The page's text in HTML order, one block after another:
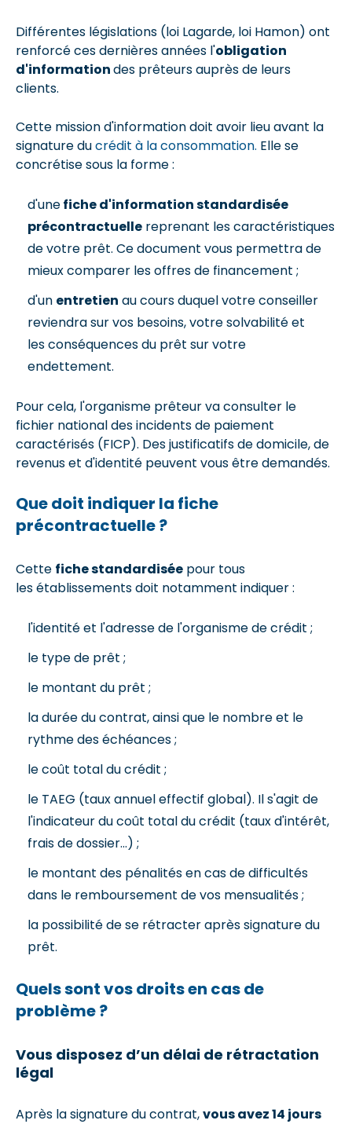
Différentes législations (loi Lagarde, loi Hamon) ont
renforcé ces dernières années l'obligation
d'informationdes prêteurs auprès de leurs
clients.
Cette mission d'information doit avoir lieu avant la
signature ducrédit à la consommation. Elle se
concrétise sous la forme :
d'unefiche d'information standardisée
précontractuelle reprenant les caractéristiques
de votre prêt. Ce document vous permettra de
mieux comparer les offres de financement ;
d'un entretien au cours duquel votre conseiller
reviendra sur vos besoins, votre solvabilité et
les conséquences du prêt sur votre
endettement.
Pour cela, l'organisme prêteur va consulter le
fichier national des incidents de paiement
caractérisés (FICP). Des justificatifs de domicile, de
revenus et d'identité peuvent vous être demandés.
Que doit indiquer la fiche
précontractuelle ?
Cette fiche standardisée pour tous
les établissements doit notamment indiquer :
l'identité et l'adresse de l'organisme de crédit ;
le type de prêt ;
le montant du prêt ;
la durée du contrat, ainsi que le nombre et le
rythme des échéances ;
le coût total du crédit ;
le TAEG (taux annuel effectif global). Il s'agit de
l'indicateur du coût total du crédit (taux d'intérêt,
frais de dossier...) ;
le montant des pénalités en cas de difficultés
dans le remboursement de vos mensualités ;
la possibilité de se rétracter après signature du
prêt.
Quels sont vos droits en cas de
problème ?
Vous disposez d’un délai de rétractation
légal
Après la signature du contrat,vous avez 14 jours